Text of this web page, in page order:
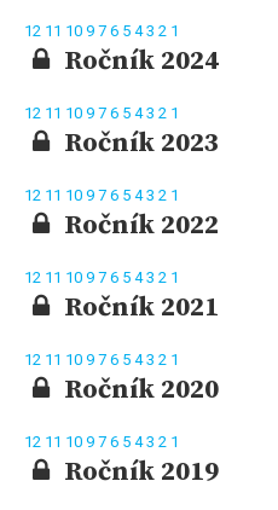
12 11 10 9 7 6 5 43 2 1
Ročník 2024
12 11 10 9 7 6 5 43 2 1
Ročník 2023
12 11 10 9 7 6 5 43 2 1
Ročník 2022
12 11 10 9 7 6 5 43 2 1
Ročník 2021
12 11 10 9 7 6 5 43 2 1
Ročník 2020
12 11 10 9 7 6 5 43 2 1
Ročník 2019